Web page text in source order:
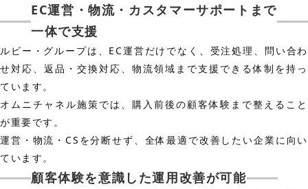
EC運営・物流・カスタマーサポートまで
一体で支援
ルビー・グループは、EC運営だけでなく、受注処理、問い合わ
せ対応、返品・交換対応、物流領域まで支援できる体制を持っ
ています。
オムニチャネル施策では、購入前後の顧客体験まで整えること
が重要です。
運営・物流・CSを分断せず、全体最適で改善したい企業に向い
ています。
顧客体験を意識した運用改善が可能